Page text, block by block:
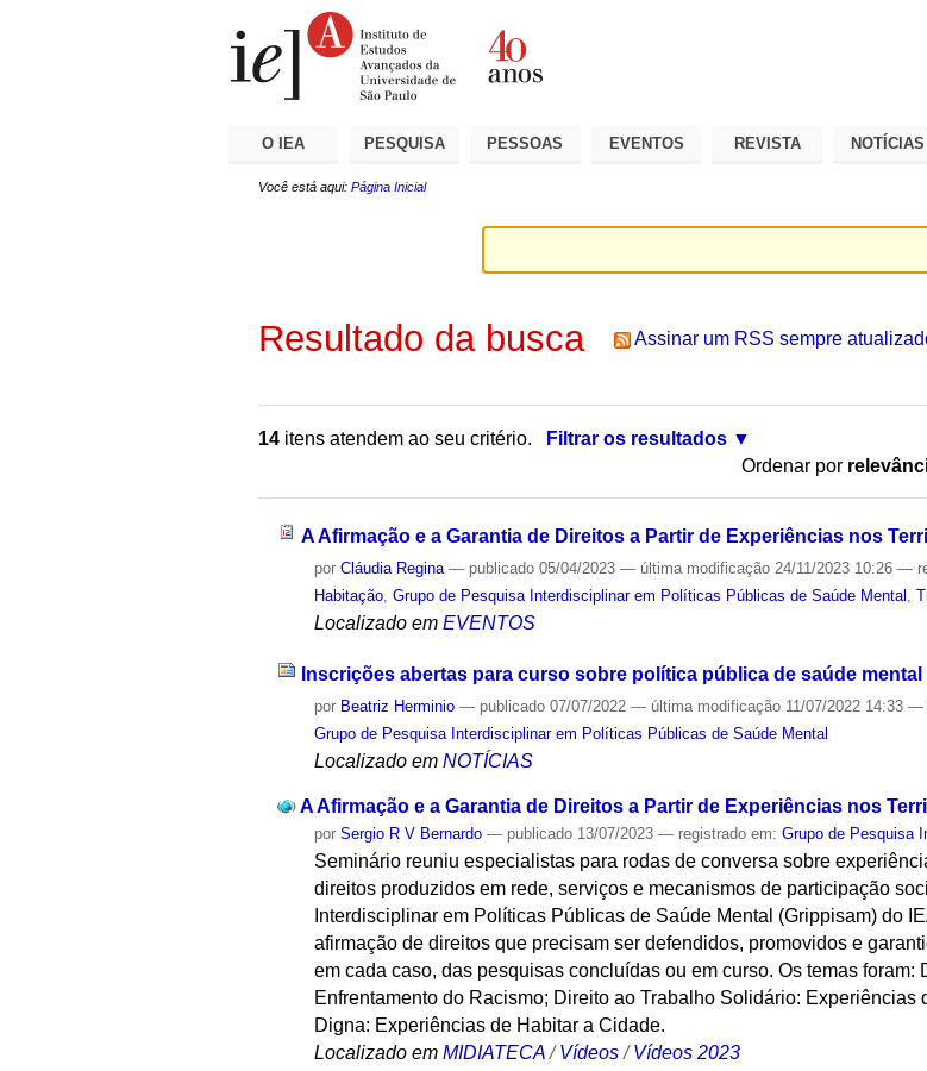
O IEA PESQUISA PESSOAS EVENTOS REVISTA NOTÍCIAS
Você está aqui: Página Inicial
Resultado da busca Assinar um RSS sempre
14 itens atendem ao seu critério.
Filtrar os resultados
Ordenar por
A Afirmação e a Garantia de Direitos a Partir de Experiências nos
porCláudia Regina — publicado 05/04/2023— última modificação 24/11/2023 10:26—
Habitação ,Grupo de Pesquisa Interdisciplinar em Políticas Públicas de Saúde Mental ,
Localizado em EVENTOS
Inscrições abertas para curso sobre política pública de saúde
por Beatriz Herminio — publicado 07/07/2022— última modificação 11/07/2022 14:33—
Grupo de Pesquisa Interdisciplinar em Políticas Públicas de Saúde Mental
Localizado em NOTÍCIAS
A Afirmação e a Garantia de Direitos a Partir de Experiências nos
porSergio R V Bernardo — publicado 13/07/2023— registrado em:Grupo de Pesquisa
Seminário reuniu especialistas para rodas de conversa sobre
direitos produzidos em rede, serviços e mecanismos de participação
Interdisciplinar em Políticas Públicas de Saúde Mental (Grippisam) do
afirmação de direitos que precisam ser defendidos, promovidos e
em cada caso, das pesquisas concluídas ou em curso. Os temas
Enfrentamento do Racismo; Direito ao Trabalho Solidário: Experiências
Digna: Experiências de Habitar a Cidade.
Localizado em MIDIATECA /Vídeos /Vídeos 2023